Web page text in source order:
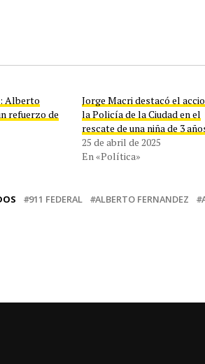
Alberto
refuerzo de
Jorge Macri destacó el
la Policía de la Ciudad en el
rescate de una niña de 3
25 de abril de 2025
En «Política»
911 FEDERAL ALBERTO FERNANDEZ